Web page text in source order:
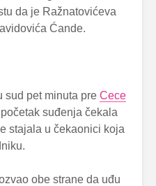
da je Ražnatovićeva
Ćande.
sud pet minuta pre Cece
suđenja čekala
stajala u čekaonici koja
obe strane da uđu